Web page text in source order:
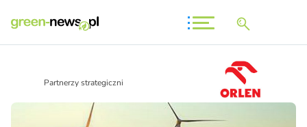
Partnerzy strategiczni